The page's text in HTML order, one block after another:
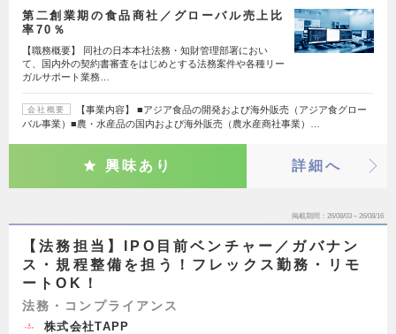
第二創業期の食品商社／グローバル売上比
率70％
【職務概要】 同社の日本本社法務・知財管理部署におい
て、国内外の契約書審査をはじめとする法務案件や各種リー
ガルサポート業務…
会社概要
【事業内容】 ■アジア食品の開発および海外販売（アジア食グロー
バル事業）■農・水産品の国内および海外販売（農水産商社事業）…
興味あり 詳細へ
掲載期間 26/08/03～26/08/16
【法務担当】IPO目前ベンチャー／ガバナン
ス・規程整備を担う！フレックス勤務・リモ
ートOK！
法務・コンプライアンス
株式会社TAPP